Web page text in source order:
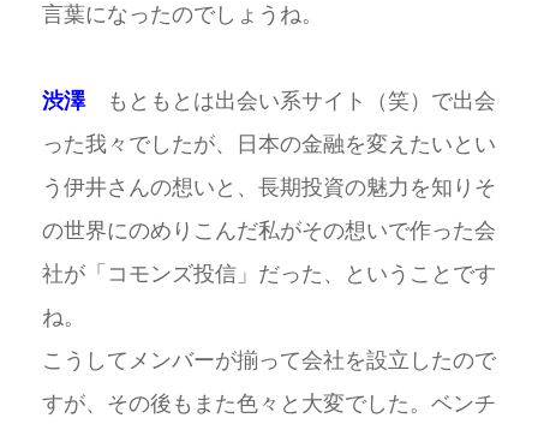
言葉になったのでしょうね。
渋澤もともとは出会い系サイト（笑）で出会
った我々でしたが、日本の金融を変えたいとい
う伊井さんの想いと、長期投資の魅力を知りそ
の世界にのめりこんだ私がその想いで作った会
社が「コモンズ投信」だった、ということです
ね。
こうしてメンバーが揃って会社を設立したので
すが、その後もまた色々と大変でした。ベンチ